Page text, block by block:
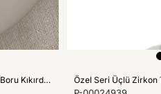
Gümüş Kaplama Zirkon Taşlı Bombeli Boru Kıkırdak Küpe
Özel Seri Üçlü Zirkon